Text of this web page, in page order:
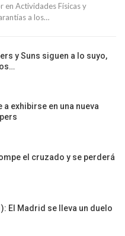
en Actividades Físicas y
a los…
y Suns siguen a lo suyo,
a exhibirse en una nueva
el cruzado y se perderá
El Madrid se lleva un duelo